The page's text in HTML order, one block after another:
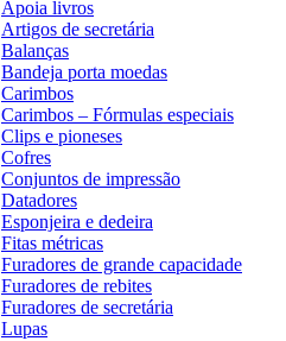
Apoia livros
Artigos de secretária
Balanças
Bandeja porta moedas
Carimbos
Carimbos – Fórmulas especiais
Clips e pioneses
Cofres
Conjuntos de impressão
Datadores
Esponjeira e dedeira
Fitas métricas
Furadores de grande capacidade
Furadores de rebites
Furadores de secretária
Lupas